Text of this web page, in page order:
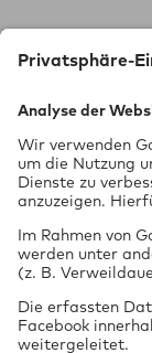
Technik
GTÜ
Vor dem Lauch 25
70567 Stuttgart
FAX 0711
MAIL